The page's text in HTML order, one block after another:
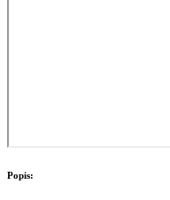
Popis: